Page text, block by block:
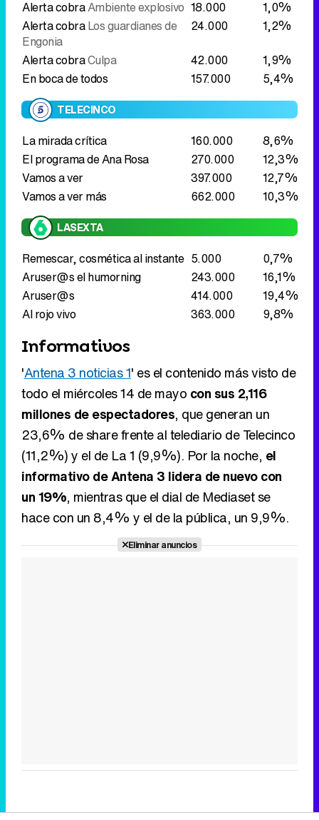
TELECINCO
La mirada crítica
El programa de Ana Rosa
270.000
12,3%
Vamos a ver
397.000
12,7%
Vamos a ver más
662.000 10,3%
Remescar, cosmética al instante 5.000
0,7%
Aruser@s el humorning
243.000
16,1%
Aruser@s
414.000
19,4%
Al rojo vivo
363.000 9,8%
Informativos
'Antena 3 noticias 1' es el contenido más visto de
todo el miércoles 14 de mayo con sus 2,116
millones de espectadores
, que generan un
23,6% de share frente al telediario de Telecinco
(11,2%) y el de La 1 (9,9%). Por la noche,
informativo de Antena 3 lidera de nuevo con
un 19%, mientras que el dial de Mediaset se
hace con un 8,4% y el de la pública, un 9,9%.
Eliminar anuncios